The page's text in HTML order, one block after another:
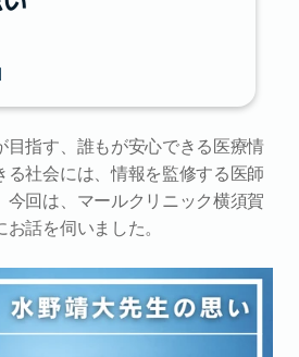
目指す、誰もが安心できる医療情
る社会には、情報を監修する医師
今回は、マールクリニック横須賀
話を伺いました。